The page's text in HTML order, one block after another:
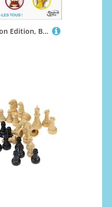
Monopoly Pokémon Edition, Brettspiel – ‎Französisch Version für 4 Spieler ab 8 Jahren